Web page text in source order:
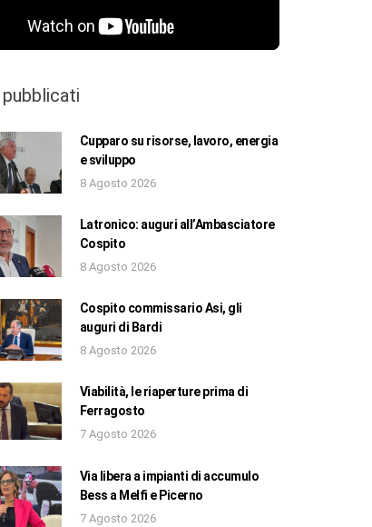
Cupparo su risorse, lavoro, energia
e sviluppo
8 Agosto 2026
Latronico: auguri all’Ambasciatore
Cospito
8 Agosto 2026
Cospito commissario Asi, gli
auguri di Bardi
8 Agosto 2026
Viabilità, le riaperture prima di
Ferragosto
7 Agosto 2026
Via libera a impianti di accumulo
Bess a Melfi e Picerno
7 Agosto 2026